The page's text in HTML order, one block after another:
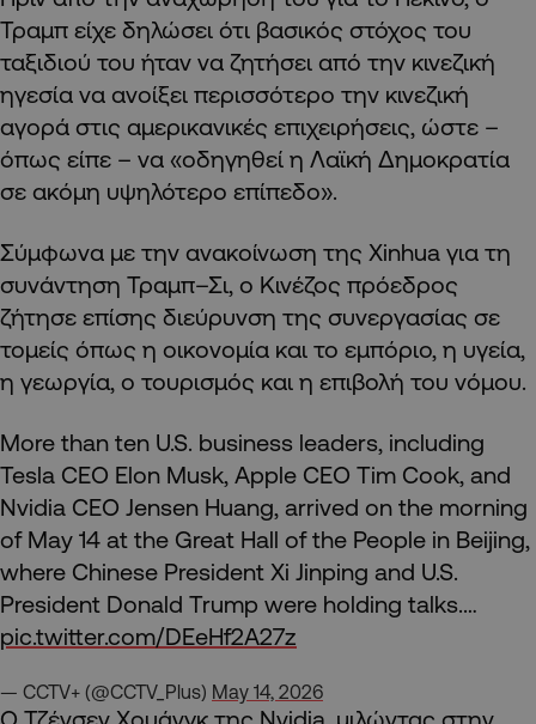
Τραμπ είχε δηλώσει ότι βασικός στόχος του
ταξιδιού του ήταν να ζητήσει από την κινεζική
ηγεσία να ανοίξει περισσότερο την κινεζική
αγορά στις αμερικανικές επιχειρήσεις, ώστε –
όπως είπε – να «οδηγηθεί η Λαϊκή Δημοκρατία
σε ακόμη υψηλότερο επίπεδο».
Σύμφωνα με την ανακοίνωση της Xinhua για τη
συνάντηση Τραμπ–Σι, ο Κινέζος πρόεδρος
ζήτησε επίσης διεύρυνση της συνεργασίας σε
τομείς όπως η οικονομία και το εμπόριο, η υγεία,
η γεωργία, ο τουρισμός και η επιβολή του νόμου.
More than ten U.S. business leaders, including
Tesla CEO Elon Musk, Apple CEO Tim Cook, and
Nvidia CEO Jensen Huang, arrived on the morning
of May 14 at the Great Hall of the People in Beijing,
where Chinese President Xi Jinping and U.S.
President Donald Trump were holding talks.…
pic.twitter.com/DEeHf2A27z
— CCTV+ (@CCTV_Plus) May 14, 2026